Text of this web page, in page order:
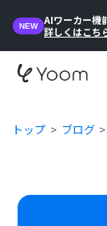
NEW
AIワーカー機
詳しくはこち
トップ ブログ